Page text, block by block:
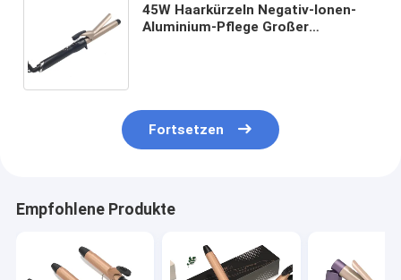
45W Haarkürzeln Negativ-Ionen-
Aluminium-Pflege Großer
Fortsetzen
Empfohlene Produkte